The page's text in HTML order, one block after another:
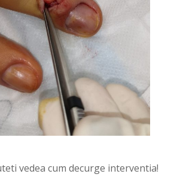
vedea cum decurge interventia!